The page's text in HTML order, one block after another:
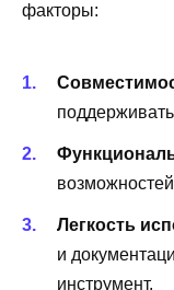
факторы:
Легкость
и
инструмент.